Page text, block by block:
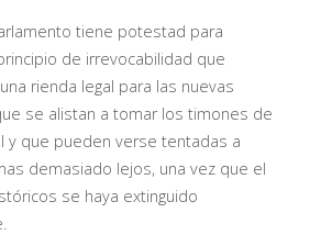
tiene potestad para
de irrevocabilidad que
rienda legal para las nuevas
se alistan a tomar los timones de
y que pueden verse tentadas a
demasiado lejos, una vez que el
se haya extinguido